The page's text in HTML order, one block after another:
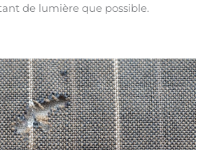
de lumière que possible.